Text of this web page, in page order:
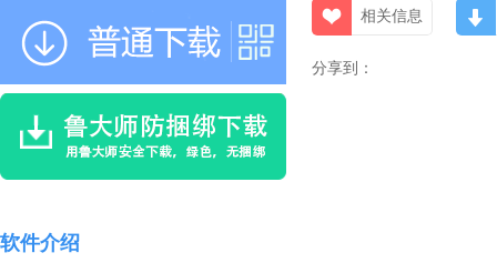
相关信息
分享到：
软件介绍